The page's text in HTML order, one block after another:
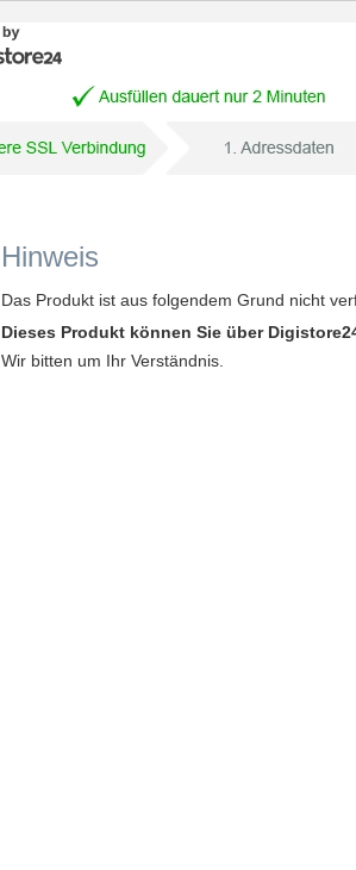
Hinweis
Das Produkt ist aus folgendem Grund nicht
Dieses Produkt können Sie über
Wir bitten um Ihr Verständnis.